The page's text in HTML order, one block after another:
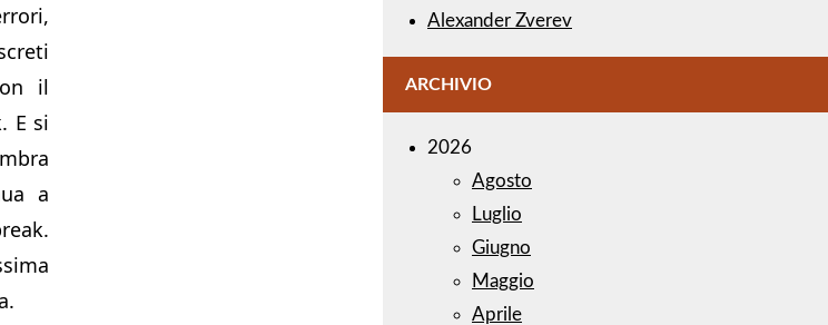
il
E si
a
Alexander Zverev
ARCHIVIO
2026
Agosto
Luglio
Giugno
Maggio
Aprile